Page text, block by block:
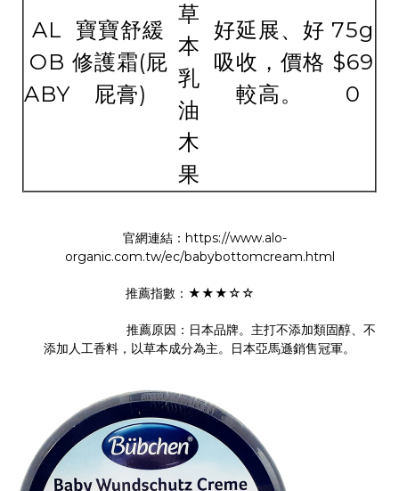
AL
OB
ABY
寶寶舒緩
修護霜(屁
屁膏)
草
本
乳
油
木
果
好延展、好
吸收，價格
較高。
75g
$69
0
官網連結：https://www.alo-
organic.com.tw/ec/babybottomcream.html
推薦指數：★★★☆☆
推薦原因：日本品牌。主打不添加類固醇、不
添加人工香料，以草本成分為主。日本亞馬遜銷售冠軍。